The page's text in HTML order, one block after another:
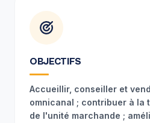
OBJECTIFS
Accueillir, conseiller et
omnicanal ; contribuer à la
de l'unité marchande ;